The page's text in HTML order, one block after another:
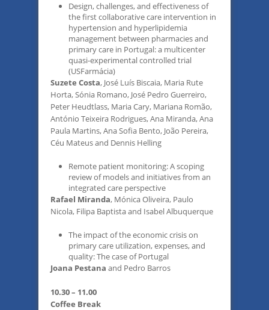
Design, challenges, and effectiveness of
the first collaborative care intervention in
hypertension and hyperlipidemia
management between pharmacies and
primary care in Portugal: a multicenter
quasi-experimental controlled trial
(USFarmácia)
Suzete Costa, José Luís Biscaia, Maria Rute
Horta, Sónia Romano, José Pedro Guerreiro,
Peter Heudtlass, Maria Cary, Mariana Romão,
António Teixeira Rodrigues, Ana Miranda, Ana
Paula Martins, Ana Sofia Bento, João Pereira,
Céu Mateus and Dennis Helling
Remote patient monitoring: A scoping
review of models and initiatives from an
integrated care perspective
Rafael Miranda, Mónica Oliveira, Paulo
Nicola, Filipa Baptista and Isabel Albuquerque
The impact of the economic crisis on
primary care utilization, expenses, and
quality: The case of Portugal
Joana Pestana and Pedro Barros
10.30 – 11.00
Coffee Break